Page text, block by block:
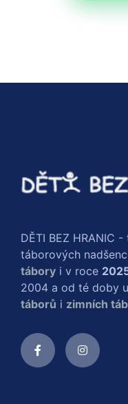
DĚTI BEZ HRANIC
táborových
tábory i v roce
2004 a od té doby
táborů i zimních